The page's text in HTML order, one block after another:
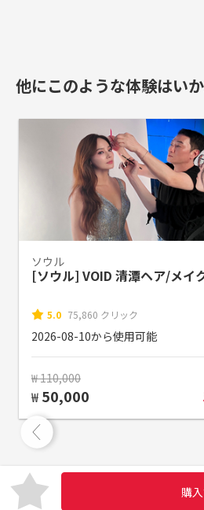
他にこのような体験はい
ソウル
[ソウル] VOID 清潭ヘア/メイ
5.0 75,860 クリック
2026-08-10から使用可能
₩ 110,000
₩ 50,000
購